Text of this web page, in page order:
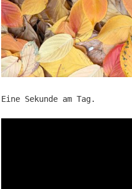
Eine Sekunde am Tag.